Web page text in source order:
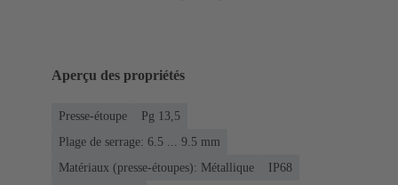
Aperçu des propriétés
Presse-étoupe
Pg 13,5
Plage de serrage: 6.5 ... 9.5 mm
Matériaux (presse-étoupes): Métallique
IP68